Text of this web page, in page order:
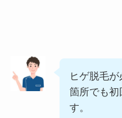
ヒゲ脱毛
箇所でも初
す。